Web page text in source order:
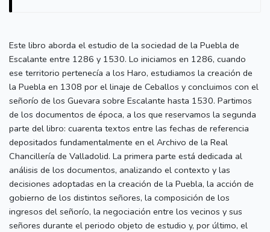
Este libro aborda el estudio de la sociedad de la Puebla de
Escalante entre 1286 y 1530. Lo iniciamos en 1286, cuando
ese territorio pertenecía a los Haro, estudiamos la creación de
la Puebla en 1308 por el linaje de Ceballos y concluimos con el
señorío de los Guevara sobre Escalante hasta 1530. Partimos
de los documentos de época, a los que reservamos la segunda
parte del libro: cuarenta textos entre las fechas de referencia
depositados fundamentalmente en el Archivo de la Real
Chancillería de Valladolid. La primera parte está dedicada al
análisis de los documentos, analizando el contexto y las
decisiones adoptadas en la creación de la Puebla, la acción de
gobierno de los distintos señores, la composición de los
ingresos del señorío, la negociación entre los vecinos y sus
señores durante el periodo objeto de estudio y, por último, el